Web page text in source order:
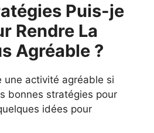
Puis-je
Rendre La
Agréable ?
une activité agréable si
bonnes stratégies pour
idées pour